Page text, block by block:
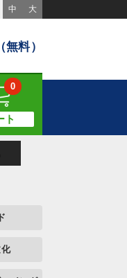
中 大
料）
ト
0